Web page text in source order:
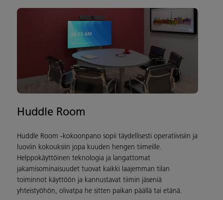
Huddle Room
Huddle Room -kokoonpano sopii täydellisesti operatiivisiin ja
luoviin kokouksiin jopa kuuden hengen tiimeille.
Helppokäyttöinen teknologia ja langattomat
jakamisominaisuudet tuovat kaikki laajemman tilan
toiminnot käyttöön ja kannustavat tiimin jäseniä
yhteistyöhön, olivatpa he sitten paikan päällä tai etänä.